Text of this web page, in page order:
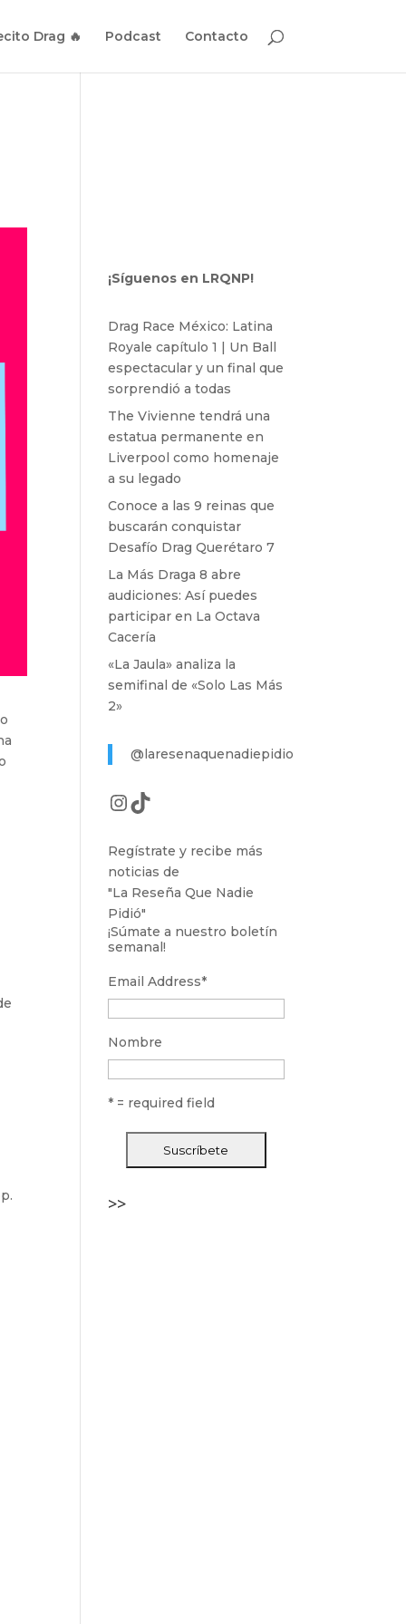
Drag 🔥 Podcast Contacto
¡Síguenos en LRQNP!
Drag Race México: Latina
Royale capítulo 1 | Un Ball
espectacular y un final que
sorprendió a todas
The Vivienne tendrá una
estatua permanente en
Liverpool como homenaje
a su legado
Conoce a las 9 reinas que
buscarán conquistar
Desafío Drag Querétaro 7
La Más Draga 8 abre
audiciones: Así puedes
participar en La Octava
Cacería
«La Jaula» analiza la
semifinal de «Solo Las Más
2»
@laresenaquenadiepidio
Instagram
TikTok
Regístrate y recibe más
noticias de
"La Reseña Que Nadie
Pidió"
¡Súmate a nuestro boletín
semanal!
Email Address*
Nombre
* = required field
>>